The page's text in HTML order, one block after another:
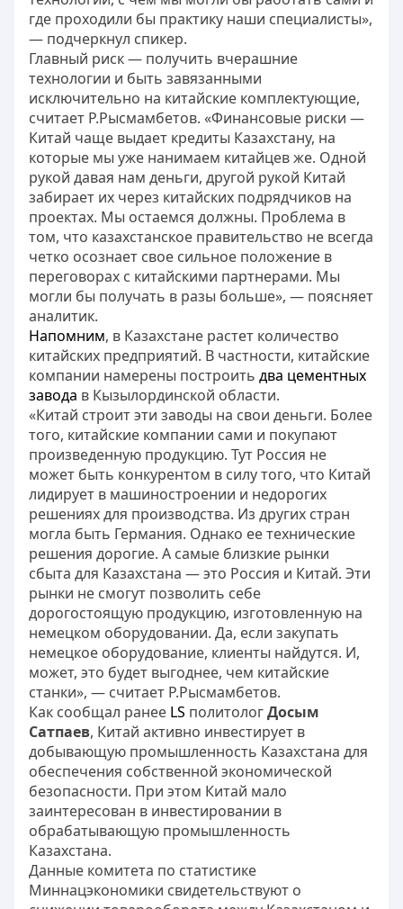
где проходили бы практику наши специалисты»,
— подчеркнул спикер.
Главный риск — получить вчерашние
технологии и быть завязанными
исключительно на китайские комплектующие,
считает Р.Рысмамбетов. «Финансовые риски —
Китай чаще выдает кредиты Казахстану, на
которые мы уже нанимаем китайцев же. Одной
рукой давая нам деньги, другой рукой Китай
забирает их через китайских подрядчиков на
проектах. Мы остаемся должны. Проблема в
том, что казахстанское правительство не всегда
четко осознает свое сильное положение в
переговорах с китайскими партнерами. Мы
могли бы получать в разы больше», — поясняет
аналитик.
Напомним, в Казахстане растет количество
китайских предприятий. В частности, китайские
компании намерены построить два цементных
завода в Кызылординской области.
«Китай строит эти заводы на свои деньги. Более
того, китайские компании сами и покупают
произведенную продукцию. Тут Россия не
может быть конкурентом в силу того, что Китай
лидирует в машиностроении и недорогих
решениях для производства. Из других стран
могла быть Германия. Однако ее технические
решения дорогие. А самые близкие рынки
сбыта для Казахстана — это Россия и Китай. Эти
рынки не смогут позволить себе
дорогостоящую продукцию, изготовленную на
немецком оборудовании. Да, если закупать
немецкое оборудование, клиенты найдутся. И,
может, это будет выгоднее, чем китайские
станки», — считает Р.Рысмамбетов.
Как сообщал ранее LS политологДосым
Сатпаев, Китай активно инвестирует в
добывающую промышленность Казахстана для
обеспечения собственной экономической
безопасности. При этом Китай мало
заинтересован в инвестировании в
обрабатывающую промышленность
Казахстана.
Данные комитета по статистике
Миннацэкономики свидетельствуют о